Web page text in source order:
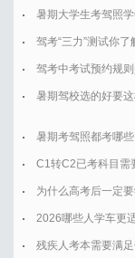
暑期大学生考驾照
驾考“三力”测试你了
驾考中考试预约规
暑期驾校选的好要
暑期考驾照都考哪
C1转C2已考科目需
为什么高考后一定
2026哪些人学车更
残疾人考本需要满